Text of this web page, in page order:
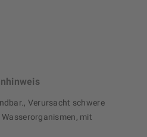
Verursacht schwere
mit